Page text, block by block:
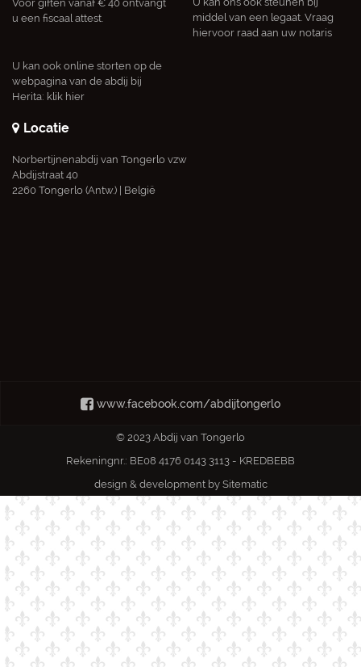
Voor giften vanaf € 40 ontvangt
u een fiscaal attest.
U kan ook online storten op de
webpagina van de abdij bij
Herita: klik hier
middel van een legaat. Vraag
hiervoor raad aan uw notaris
Locatie
Norbertijnenabdij van Tongerlo vzw
Abdijstraat 40
2260 Tongerlo (Antw.) | België
www.facebook.com/abdijtongerlo
© 2023 Abdij van Tongerlo
Rekeningnr.: BE08 4176 0143 3113 - KREDBEBB
design & development by Sitematic